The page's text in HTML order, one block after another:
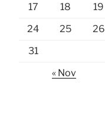
17
18 19
24
25 26
31
« Nov